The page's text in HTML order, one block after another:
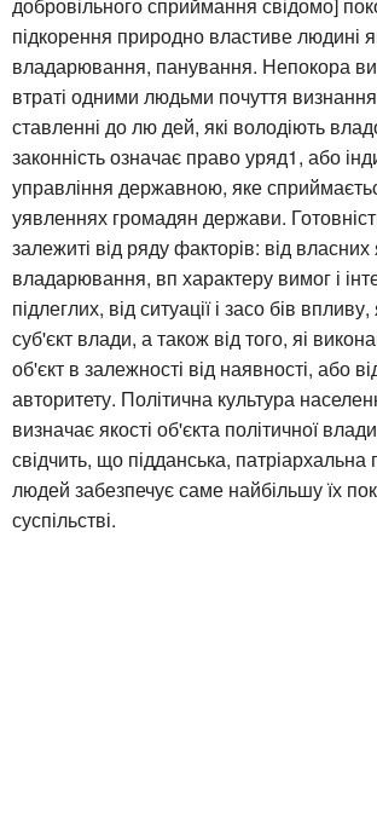
добровільного сприймання свідомо]
підкорення природно властиве людині
владарювання, панування. Непокора
втраті одними людьми почуття визнання
ставленні до лю дей, які володіють
законність означає право уряд1, або
управління державною, яке
уявленнях громадян держави.
залежиті від ряду факторів: від
владарювання, вп характеру вимог і
підлеглих, від ситуації і засо бів
суб'єкт влади, а також від того, яі
об'єкт в залежності від наявності, або
авторитету. Політична культура
визначає якості об'єкта політичної
свідчить, що підданська, патріархальна
людей забезпечує саме найбільшу їх
суспільстві.